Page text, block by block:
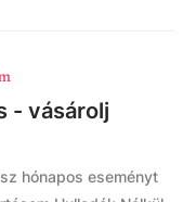
- vásárolj
hónapos eseményt